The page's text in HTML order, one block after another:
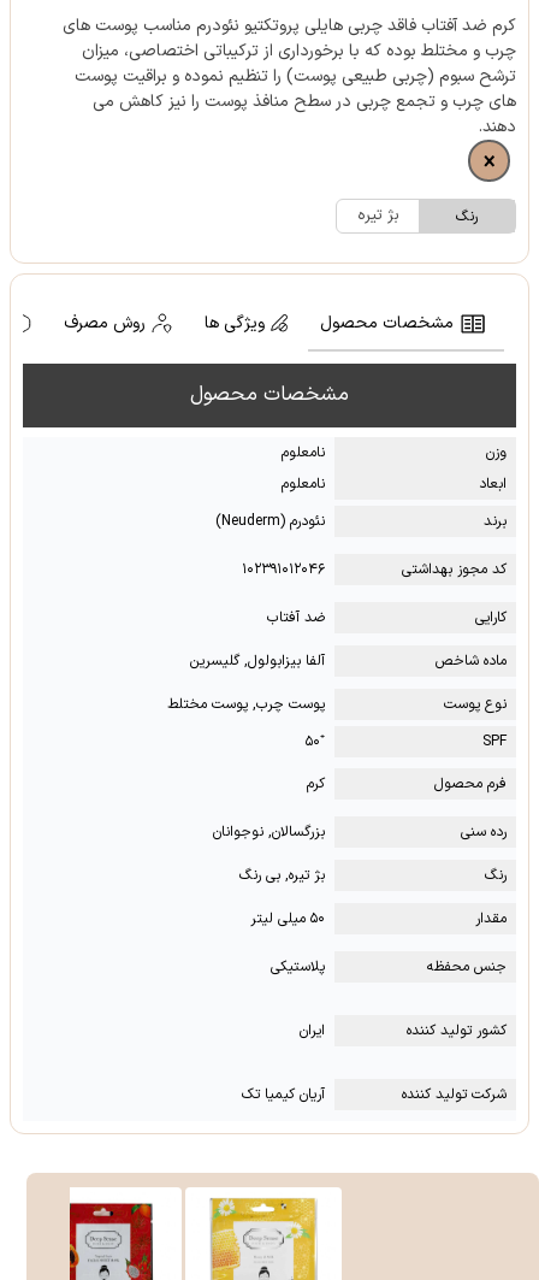
کرم ضد آفتاب فاقد چربی هایلی پروتکتیو نئودرم مناسب پوست های
چرب و مختلط بوده که با برخورداری از ترکیباتی اختصاصی، میزان
ترشح سبوم (چربی طبیعی پوست) را تنظیم نموده و براقیت پوست
های چرب و تجمع چربی در سطح منافذ پوست را نیز کاهش می
دهند.
رنگ بژ تیره
مشخصات محصول ویژگی ها روش مصرف
مشخصات محصول
وزن
نامعلوم
ابعاد
نامعلوم
برند
نئودرم (Neuderm)
کد مجوز بهداشتی ۱۰۲۳۹۱۰۱۲۰۴۶
کارایی
ضد آفتاب
ماده شاخص
آلفا بیزابولول, گلیسرین
نوع پوست
پوست چرب, پوست مختلط
SPF
⁺۵۰
فرم محصول
کرم
رده سنی
بزرگسالان, نوجوانان
رنگ
بژ تیره, بی رنگ
مقدار
۵۰ میلی لیتر
جنس محفظه پلاستیکی
کشور تولید کننده ایران
شرکت تولید کننده آریان کیمیا تک